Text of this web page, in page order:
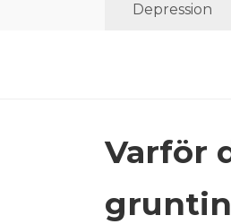
Depression
Varför